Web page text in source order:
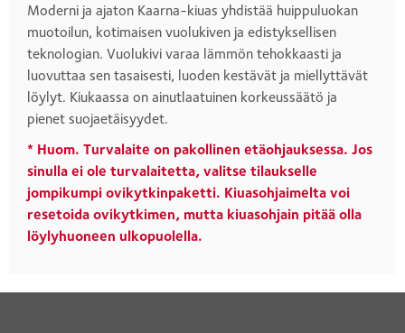
Moderni ja ajaton Kaarna-kiuas yhdistää huippuluokan
muotoilun, kotimaisen vuolukiven ja edistyksellisen
teknologian. Vuolukivi varaa lämmön tehokkaasti ja
luovuttaa sen tasaisesti, luoden kestävät ja miellyttävät
löylyt. Kiukaassa on ainutlaatuinen korkeussäätö ja
pienet suojaetäisyydet.
* Huom. Turvalaite on pakollinen etäohjauksessa. Jos
sinulla ei ole turvalaitetta, valitse tilaukselle
jompikumpi ovikytkinpaketti. Kiuasohjaimelta voi
resetoida ovikytkimen, mutta kiuasohjain pitää olla
löylyhuoneen ulkopuolella.